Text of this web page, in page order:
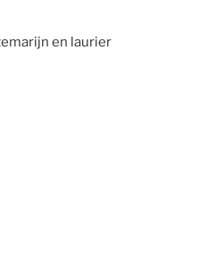
en laurier